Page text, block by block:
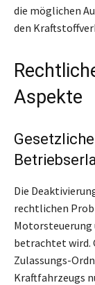
die möglichen
den
Aspekte
Die
rechtlichen
Motorsteuerung
betrachtet wird.
Zulassungs-
Kraftfahrzeugs